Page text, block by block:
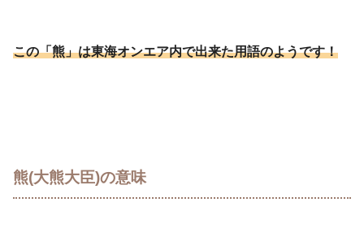
この「熊」は東海オンエア内で出来た用語のようです！
熊(大熊大臣)の意味